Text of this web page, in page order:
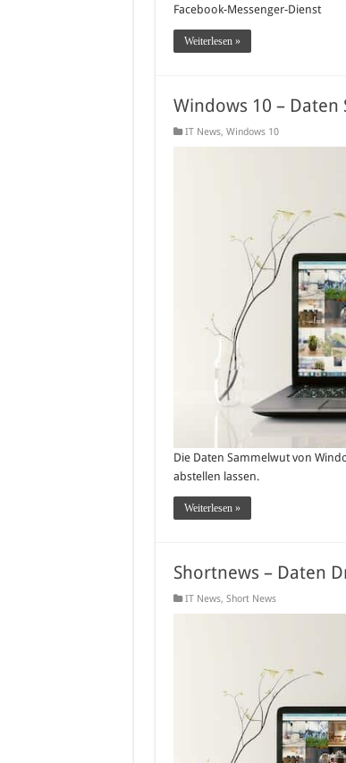
Facebook-Messenger-Dienst
Weiterlesen »
Windows 10 –
IT News, Windows 10
Die Daten Sammelwut von
abstellen lassen.
Weiterlesen »
Shortnews – Daten
IT News, Short News